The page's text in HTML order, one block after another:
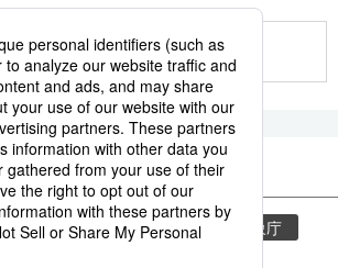
もっと見る
ード
和食 気象・災害
気象庁